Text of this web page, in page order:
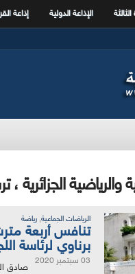
الثالثة الإذاعة الدولية إذاعة
والرياضية الجزائرية
الرياضات الجماعية, رياضة
تنافس أربعة
برناوي لرئاسة
03 سبتمبر 2020
صادق